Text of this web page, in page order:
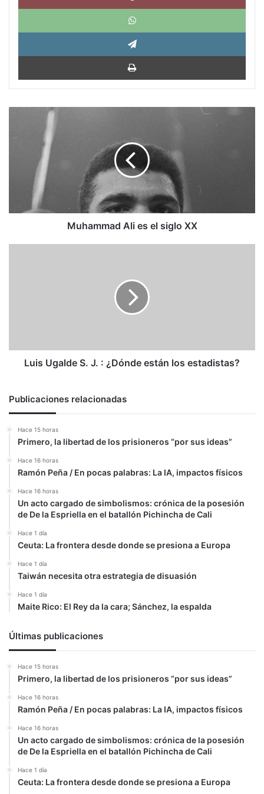
Muhammad
es
Muhammad Ali es el siglo XX
estadistas?
Luis Ugalde S. J. : ¿Dónde están los estadistas?
Publicaciones relacionadas
Hace 15 horas
Primero, la libertad de los prisioneros “por sus ideas”
Hace 16 horas
Ramón Peña / En pocas palabras: La IA, impactos físicos
Hace 16 horas
Un acto cargado de simbolismos: crónica de la posesión
de De la Espriella en el batallón Pichincha de Cali
Hace 1 día
Ceuta: La frontera desde donde se presiona a Europa
Hace 1 día
Taiwán necesita otra estrategia de disuasión
Hace 1 día
Maite Rico: El Rey da la cara; Sánchez, la espalda
Últimas publicaciones
Hace 15 horas
Primero, la libertad de los prisioneros “por sus ideas”
Hace 16 horas
Ramón Peña / En pocas palabras: La IA, impactos físicos
Hace 16 horas
Un acto cargado de simbolismos: crónica de la posesión
de De la Espriella en el batallón Pichincha de Cali
Hace 1 día
Ceuta: La frontera desde donde se presiona a Europa